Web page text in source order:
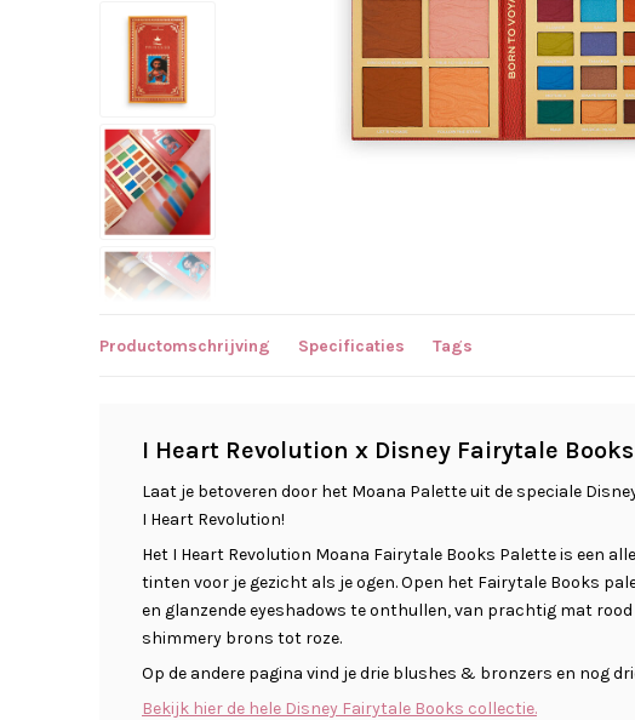
Productomschrijving Specificaties Tags
I Heart Revolution x Disney Fairytale
Laat je betoveren door het Moana Palette uit de speciale
I Heart Revolution!
Het I Heart Revolution Moana Fairytale Books Palette is een
tinten voor je gezicht als je ogen. Open het Fairytale Books
en glanzende eyeshadows te onthullen, van prachtig mat
shimmery brons tot roze.
Op de andere pagina vind je drie blushes & bronzers en nog
Bekijk hier de hele Disney Fairytale Books collectie.